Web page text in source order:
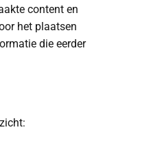
content en
het plaatsen
die eerder